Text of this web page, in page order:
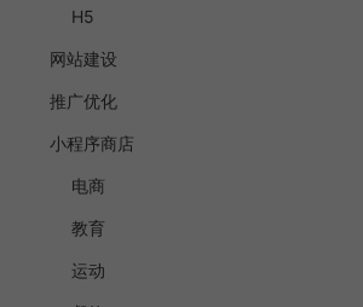
H5
网站建设
推广优化
小程序商店
电商
教育
运动